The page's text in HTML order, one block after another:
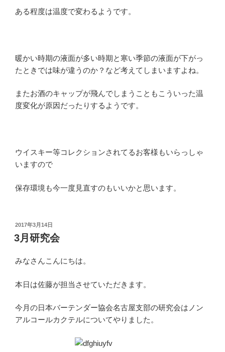
ある程度は温度で変わるようです。
暖かい時期の液面が多い時期と寒い季節の液面が下がっ
たときでは味が違うのか？など考えてしまいますよね。
またお酒のキャップが飛んでしまうこともこういった温
度変化が原因だったりするようです。
ウイスキー等コレクションされてるお客様もいらっしゃ
いますので
保存環境も今一度見直すのもいいかと思います。
投
稿
日:
2017年3月14日
3月研究会
みなさんこんにちは。
本日は佐藤が担当させていただきます。
今月の日本バーテンダー協会名古屋支部の研究会はノン
アルコールカクテルについてやりました。